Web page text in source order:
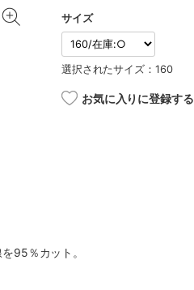
サイズ
選択されたサイズ：160
お気に入りに登録する
95％カット。